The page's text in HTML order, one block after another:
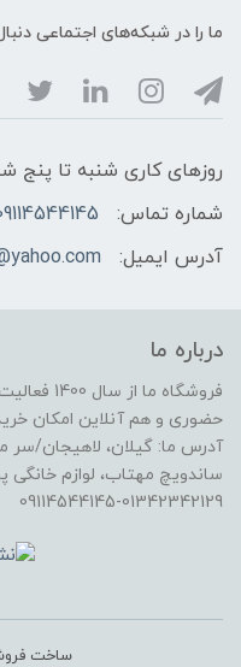
ما را در شبکه‌های اجتماعی
روزهای کاری شنبه تا پنج
شماره تماس:
آدرس ایمیل:
درباره ما
فروشگاه
حضوری و هم آنلاین امکان
آدرس ما: گیلان، لاهیجان/سر
ساندویچ مهتاب، لوازم خانگی
09114544145-01342342129
ساخت